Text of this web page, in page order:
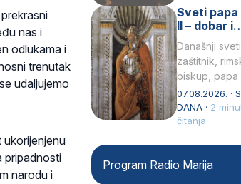
nas i
odlukama i
trenutak
udaljujemo
ukorijenjenu
pripadnosti
narodu i
predaj se u…
Sveti papa
II – dobar i
miroljubiv
Današnji sveti
zaštitnik,
biskup, papa
(Sixtus) II,
knjizi Liber
Pontificalis
Obnovio je
afričkim…
07.08.2026. ·
DANA · 2
čitanja
Program Radio Marija